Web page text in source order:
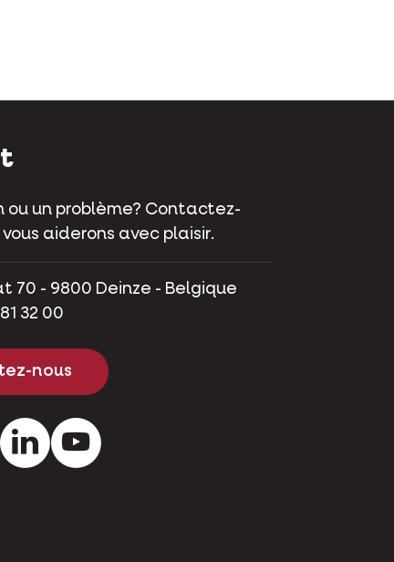
ou un problème? Contactez-
aiderons avec plaisir.
70 - 9800 Deinze - Belgique
32 00
nous
LinkedInYoutube